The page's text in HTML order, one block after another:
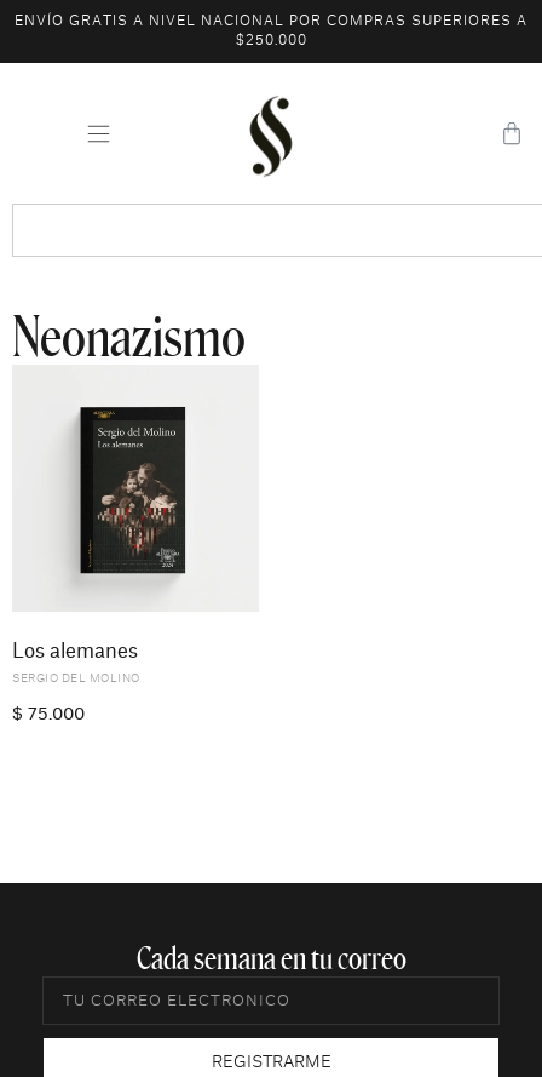
ENVÍO GRATIS A NIVEL NACIONAL POR COMPRAS SUPERIORES A
$250.000
Neonazismo
Los alemanes
SERGIO DEL MOLINO
$ 75.000
Cada semana en tu correo​
REGISTRARME